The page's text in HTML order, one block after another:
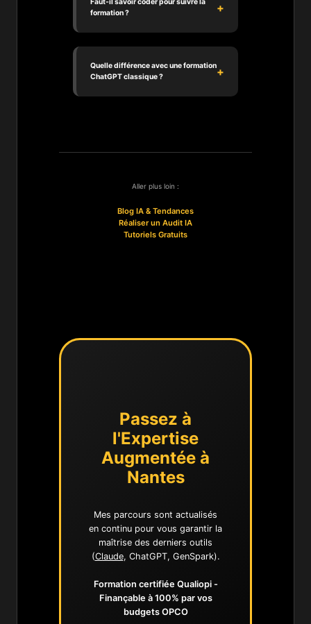
Faut-il savoir coder pour suivre la
formation ?
Quelle différence avec une formation
ChatGPT classique ?
Aller plus loin :
Blog IA & Tendances
Réaliser un Audit IA
Tutoriels Gratuits
Passez à
l'Expertise
Augmentée à
Nantes
Mes parcours sont actualisés
en continu pour vous garantir la
maîtrise des derniers outils
(Claude, ChatGPT, GenSpark).
Formation certifiée Qualiopi -
Finançable à 100% par vos
budgets OPCO